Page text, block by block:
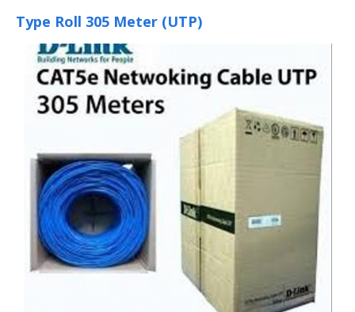
Type Roll 305 Meter (UTP)